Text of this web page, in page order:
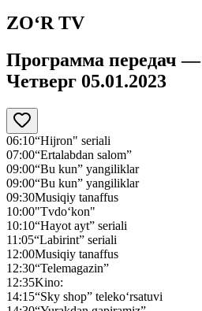
ZO‘R TV
Программа передач —
Четверг 05.01.2023
06:10“Hijron" seriali
07:00“Ertalabdan salom”
09:00“Bu kun” yangiliklar
09:00“Bu kun” yangiliklar
09:30Musiqiy tanaffus
10:00"Tvdo‘kon"
10:10“Hayot ayt” seriali
11:05“Labirint” seriali
12:00Musiqiy tanaffus
12:30“Telemagazin”
12:35Kino:
14:15“Sky shop” teleko‘rsatuvi